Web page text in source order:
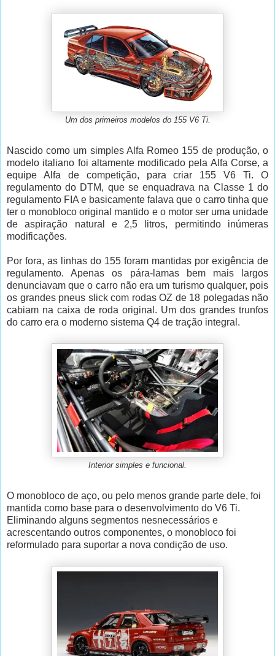
Um dos primeiros modelos do 155 V6 Ti.
Nascido como um simples Alfa Romeo 155 de produção, o
modelo italiano foi altamente modificado pela Alfa Corse, a
equipe Alfa de competição, para criar 155 V6 Ti. O
regulamento do DTM, que se enquadrava na Classe 1 do
regulamento FIA e basicamente falava que o carro tinha que
ter o monobloco original mantido e o motor ser uma unidade
de aspiração natural e 2,5 litros, permitindo inúmeras
modificações.
Por fora, as linhas do 155 foram mantidas por exigência de
regulamento. Apenas os pára-lamas bem mais largos
denunciavam que o carro não era um turismo qualquer, pois
os grandes pneus slick com rodas OZ de 18 polegadas não
cabiam na caixa de roda original. Um dos grandes trunfos
do carro era o moderno sistema Q4 de tração integral.
Interior simples e funcional.
O monobloco de aço, ou pelo menos grande parte dele, foi
mantida como base para o desenvolvimento do V6 Ti.
Eliminando alguns segmentos nesnecessários e
acrescentando outros componentes, o monobloco foi
reformulado para suportar a nova condição de uso.